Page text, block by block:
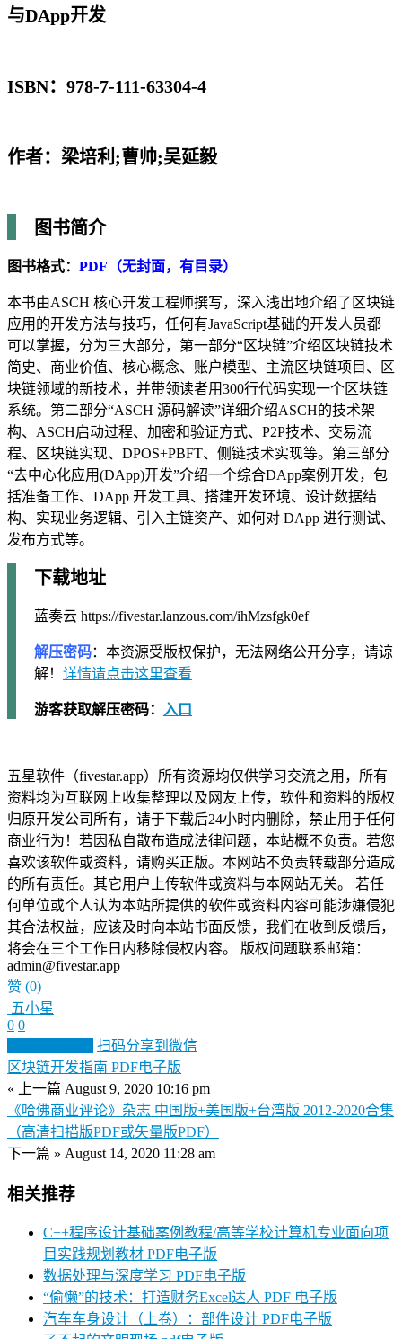
与DApp开发
ISBN：978-7-111-63304-4
作者：梁培利;曹帅;吴延毅
图书简介
图书格式： PDF（无封面，有目录）
本书由ASCH 核心开发工程师撰写，深入浅出地介绍了区块链
应用的开发方法与技巧，任何有JavaScript基础的开发人员都
可以掌握，分为三大部分，第一部分“区块链”介绍区块链技术
简史、商业价值、核心概念、账户模型、主流区块链项目、区
块链领域的新技术，并带领读者用300行代码实现一个区块链
系统。第二部分“ASCH 源码解读”详细介绍ASCH的技术架
构、ASCH启动过程、加密和验证方式、P2P技术、交易流
程、区块链实现、DPOS+PBFT、侧链技术实现等。第三部分
“去中心化应用(DApp)开发”介绍一个综合DApp案例开发，包
括准备工作、DApp 开发工具、搭建开发环境、设计数据结
构、实现业务逻辑、引入主链资产、如何对 DApp 进行测试、
发布方式等。
下载地址
蓝奏云 https://fivestar.lanzous.com/ihMzsfgk0ef
解压密码：本资源受版权保护，无法网络公开分享，请谅
解！ 详情请点击这里查看
游客获取解压密码： 入口
五星软件（fivestar.app）所有资源均仅供学习交流之用，所有
资料均为互联网上收集整理以及网友上传，软件和资料的版权
归原开发公司所有，请于下载后24小时内删除，禁止用于任何
商业行为！若因私自散布造成法律问题，本站概不负责。若您
喜欢该软件或资料，请购买正版。本网站不负责转载部分造成
的所有责任。其它用户上传软件或资料与本网站无关。 若任
何单位或个人认为本站所提供的软件或资料内容可能涉嫌侵犯
其合法权益，应该及时向本站书面反馈，我们在收到反馈后，
将会在三个工作日内移除侵权内容。 版权问题联系邮箱：
admin@fivestar.app
赞 (0)
五小星
0 0
扫码分享到微信
区块链开发指南 PDF电子版
« 上一篇 August 9, 2020 10:16 pm
《哈佛商业评论》杂志 中国版+美国版+台湾版 2012-2020合集
（高清扫描版PDF或矢量版PDF）
下一篇 » August 14, 2020 11:28 am
相关推荐
C++程序设计基础案例教程/高等学校计算机专业面向项
目实践规划教材 PDF电子版
数据处理与深度学习 PDF电子版
“偷懒”的技术：打造财务Excel达人 PDF 电子版
汽车车身设计（上卷）：部件设计 PDF电子版